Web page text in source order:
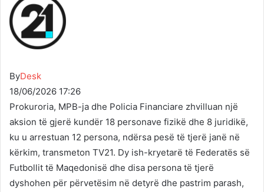
ByDesk
18/06/2026 17:26
Prokuroria, MPB-ja dhe Policia Financiare zhvilluan një
aksion të gjerë kundër 18 personave fizikë dhe 8 juridikë,
ku u arrestuan 12 persona, ndërsa pesë të tjerë janë në
kërkim, transmeton TV21. Dy ish-kryetarë të Federatës së
Futbollit të Maqedonisë dhe disa persona të tjerë
dyshohen për përvetësim në detyrë dhe pastrim parash,